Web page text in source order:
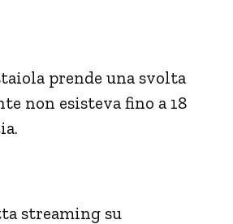
prende una svolta
non esisteva fino a 18
streaming su